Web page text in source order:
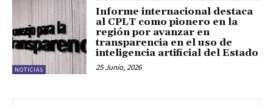
NOTICIAS
Informe internacional destaca
al CPLT como pionero en la
región por avanzar en
transparencia en el uso de
inteligencia artificial del Estado
25 Junio, 2026